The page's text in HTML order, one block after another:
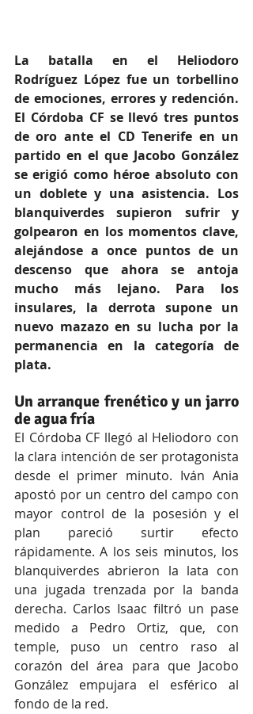
La batalla en el Heliodoro
Rodríguez López fue un torbellino
de emociones, errores y redención.
El Córdoba CF se llevó tres puntos
de oro ante el CD Tenerife en un
partido en el que Jacobo González
se erigió como héroe absoluto con
un doblete y una asistencia. Los
blanquiverdes supieron sufrir y
golpearon en los momentos clave,
alejándose a once puntos de un
descenso que ahora se antoja
mucho más lejano. Para los
insulares, la derrota supone un
nuevo mazazo en su lucha por la
permanencia en la categoría de
plata.
Un arranque frenético y un jarro
de agua fría
El Córdoba CF llegó al Heliodoro con
la clara intención de ser protagonista
desde el primer minuto. Iván Ania
apostó por un centro del campo con
mayor control de la posesión y el
plan pareció surtir efecto
rápidamente. A los seis minutos, los
blanquiverdes abrieron la lata con
una jugada trenzada por la banda
derecha. Carlos Isaac filtró un pase
medido a Pedro Ortiz, que, con
temple, puso un centro raso al
corazón del área para que Jacobo
González empujara el esférico al
fondo de la red.